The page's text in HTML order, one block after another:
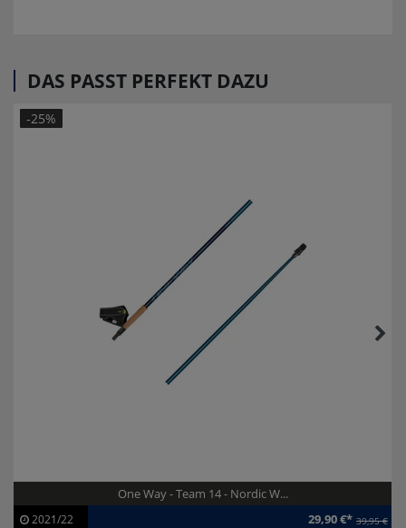
DAS PASST PERFEKT DAZU
-25%
One Way - Team 14 - Nordic W...
2021/22 29,90 €* 39,95 €